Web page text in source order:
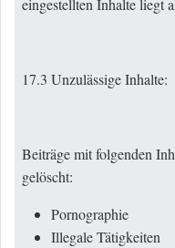
eingestellten Inhalte liegt
17.3 Unzulässige Inhalte:
Beiträge mit folgenden
gelöscht:
Pornographie
Illegale Tätigkeiten